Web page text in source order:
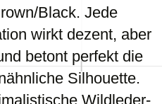
Black. Jede
wirkt dezent, aber
betont perfekt die
Silhouette.
Wildleder-